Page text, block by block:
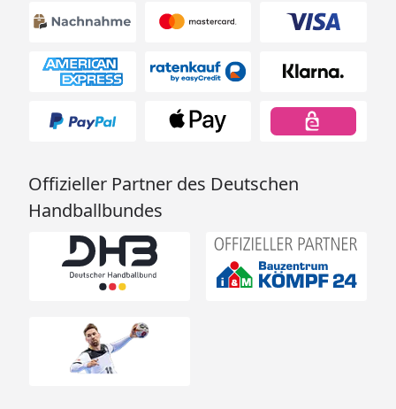
Offizieller Partner des Deutschen
Handballbundes